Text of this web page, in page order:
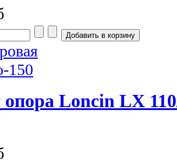
Loncin LX